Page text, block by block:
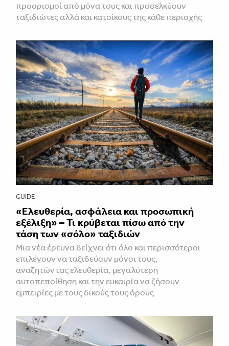
προορισμοί από μόνα τους και προσελκύουν
ταξιδιώτες αλλά και κατοίκους της κάθε περιοχής
GUIDE
«Ελευθερία, ασφάλεια και προσωπική
εξέλιξη» – Τι κρύβεται πίσω από την
τάση των «σόλο» ταξιδιών
Μια νέα έρευνα δείχνει ότι όλο και περισσότεροι
επιλέγουν να ταξιδεύουν μόνοι τους,
αναζητώντας ελευθερία, μεγαλύτερη
αυτοπεποίθηση και την ευκαιρία να ζήσουν
εμπειρίες με τους δικούς τους όρους